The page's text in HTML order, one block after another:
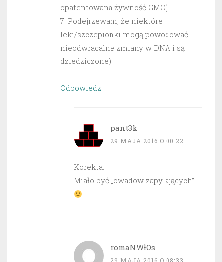
opatentowana żywność GMO).
7. Podejrzewam, że niektóre
leki/szczepionki mogą powodować
nieodwracalne zmiany w DNA i są
dziedziczone)
Odpowiedz
pant3k
29 MAJA 2016 O 00:22
Korekta.
Miało być „owadów zapylających”
romaNWłOs
29 MAJA 2016 O 08:33